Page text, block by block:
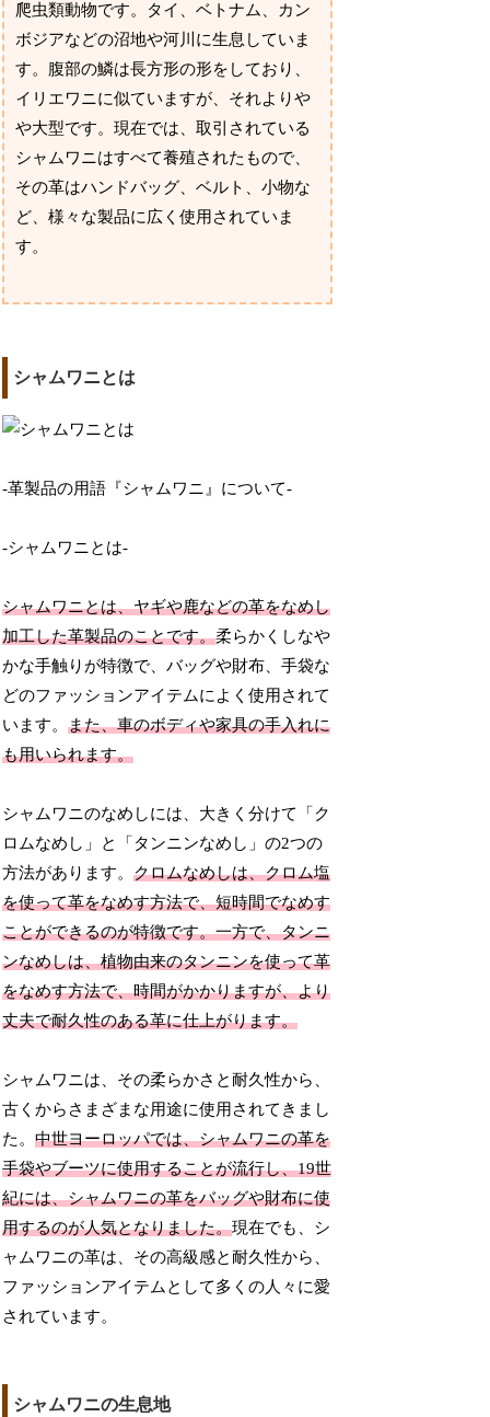
爬虫類動物です。タイ、ベトナム、カン
ボジアなどの沼地や河川に生息していま
す。腹部の鱗は長方形の形をしており、
イリエワニに似ていますが、それよりや
や大型です。現在では、取引されている
シャムワニはすべて養殖されたもので、
その革はハンドバッグ、ベルト、小物な
ど、様々な製品に広く使用されていま
す。
シャムワニとは
-革製品の用語『シャムワニ』について-
-シャムワニとは-
シャムワニとは、ヤギや鹿などの革をなめし
加工した革製品のことです。柔らかくしなや
かな手触りが特徴で、バッグや財布、手袋な
どのファッションアイテムによく使用されて
います。また、車のボディや家具の手入れに
も用いられます。
シャムワニのなめしには、大きく分けて「ク
ロムなめし」と「タンニンなめし」の2つの
方法があります。クロムなめしは、クロム塩
を使って革をなめす方法で、短時間でなめす
ことができるのが特徴です。一方で、タンニ
ンなめしは、植物由来のタンニンを使って革
をなめす方法で、時間がかかりますが、より
丈夫で耐久性のある革に仕上がります。
シャムワニは、その柔らかさと耐久性から、
古くからさまざまな用途に使用されてきまし
た。中世ヨーロッパでは、シャムワニの革を
手袋やブーツに使用することが流行し、19世
紀には、シャムワニの革をバッグや財布に使
用するのが人気となりました。現在でも、シ
ャムワニの革は、その高級感と耐久性から、
ファッションアイテムとして多くの人々に愛
されています。
シャムワニの生息地